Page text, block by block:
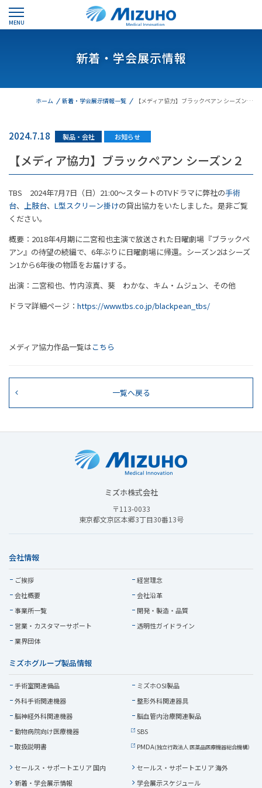
MENU
新着・学会展示情報
ホーム 新着・学会展示情報一覧 【メディア協力】ブラックペアン シーズン…
2024.7.18 製品・会社 お知らせ
【メディア協力】ブラックペアン シーズン２
TBS 2024年7月7日（日）21:00～スタートのTVドラマに弊社の手術
台、 上肢台、 L型スクリーン掛けの貸出協力をいたしました。是非ご覧
ください。
概要：2018年4月期に二宮和也主演で放送された日曜劇場『ブラックペ
アン』の待望の続編で、6年ぶりに日曜劇場に帰還。シーズン2はシーズ
ン1から6年後の物語をお届けする。
出演：二宮和也、竹内涼真、葵 わかな、キム・ムジュン、その他
ドラマ詳細ページ： https://www.tbs.co.jp/blackpean_tbs/
メディア協力作品一覧はこちら
一覧へ戻る
ミズホ株式会社
〒113-0033
東京都文京区本郷3丁目30番13号
会社情報
ご挨拶
経営理念
会社概要
会社沿革
事業所一覧
開発・製造・品質
営業・ カスタマーサポート
透明性ガイドライン
業界団体
ミズホグループ製品情報
手術室関連備品
ミズホOSI製品
外科手術関連機器
整形外科関連器具
脳神経外科関連機器
脳血管内治療関連製品
動物病院向け医療機器
SBS
取扱説明書
PMDA(独立行政法人 医薬品医療機器総合機構）
セールス・サポートエリア 国内
セールス・サポートエリア 海外
新着・学会展示情報
学会展示スケジュール